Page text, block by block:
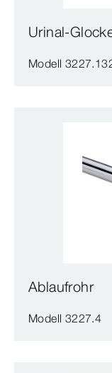
Urinal-
Modell
Ablaufrohr
Modell 3227.4